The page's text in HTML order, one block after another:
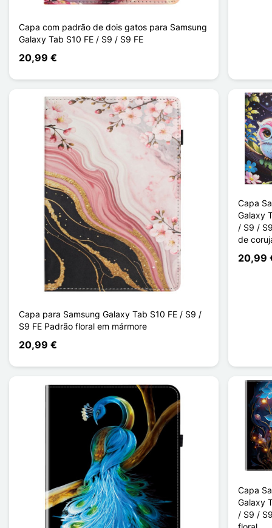
Capa com padrão de dois gatos para Samsung
Galaxy Tab S10 FE / S9 / S9 FE
20,99 €
Capa para Samsung Galaxy Tab S10 FE / S9 /
S9 FE Padrão floral em mármore
20,99 €
Capa
Galaxy
/ S9 /
de
20,99
Capa
Galaxy
/ S9 /